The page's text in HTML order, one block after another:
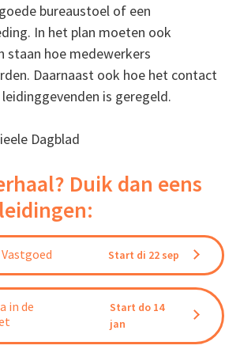
bureaustoel of een
In het plan moeten ook
staan hoe medewerkers
Daarnaast ook hoe het contact
is geregeld.
Dagblad
Duik dan eens
Start di 22 sep
in de
Start do 14
jan